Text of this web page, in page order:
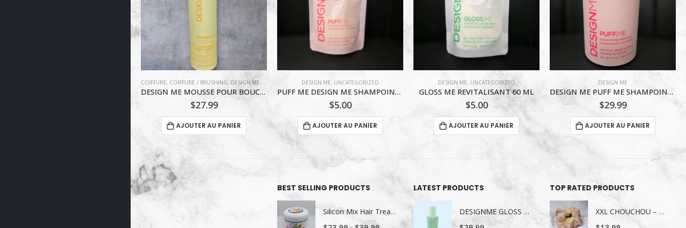
PRODUITS COIFFANTS,SOINS POUR CHEVEUX BOUCLÉS
DESIGN.ME,UNCATEGORIZED
$5.00
AJOUTER AU PANIER
DESIGN.ME,UNCATEGORIZED
GLOSS ME REVITALISANT 60 ML
$5.00
AJOUTER AU PANIER
DESIGN.ME
$29.99
AJOUTER AU PANIER
DESIGN.ME
$27.99
AJOUTER AU PANIER
BEST SELLING PRODUCTS
Silicon Mix Hair Treatment
LATEST PRODUCTS
DESIGNME GLOSS ME SERUM POUR LES CHEVEUX 80ML
TOP RATED PRODUCTS
XXL CHOUCHOU – COLLECTION VICTORIA SECRET